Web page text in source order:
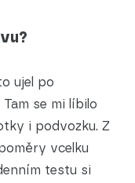
ujel po
se mi líbilo
i podvozku. Z
vcelku
testu si